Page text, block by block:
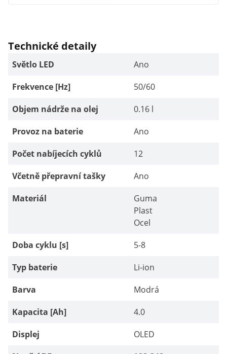
Technické detaily
Světlo LED
Ano
Frekvence [Hz]
50/60
Objem nádrže na olej
0.16 l
Provoz na baterie
Ano
Počet nabíjecích cyklů
12
Včetně přepravní tašky
Ano
Materiál
Guma
Plast
Ocel
Doba cyklu [s]
5-8
Typ baterie
Li-ion
Barva
Modrá
Kapacita [Ah]
4.0
Displej
OLED